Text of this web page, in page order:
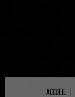
ACCUEIL